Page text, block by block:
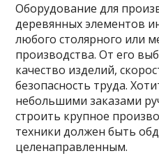
Оборудование для
деревянных элементов
любого столярного или
производства. От его
качество изделий,
безопасность труда.
небольшими заказами
строить крупное
техники должен быть
целенаправленным.